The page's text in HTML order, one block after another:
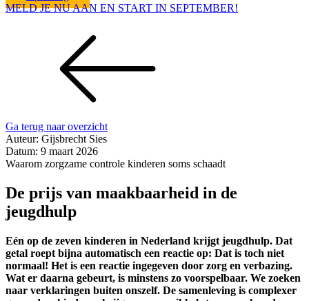
MELD JE NU AAN EN START IN SEPTEMBER!
Ga terug naar overzicht
Auteur: Gijsbrecht Sies
Datum: 9 maart 2026
Waarom zorgzame controle kinderen soms schaadt
De prijs van maakbaarheid in de
jeugdhulp
Eén op de zeven kinderen in Nederland krijgt jeugdhulp. Dat
getal roept bijna automatisch een reactie op: Dat is toch niet
normaal! Het is een reactie ingegeven door zorg en verbazing.
Wat er daarna gebeurt, is minstens zo voorspelbaar. We zoeken
naar verklaringen buiten onszelf. De samenleving is complexer